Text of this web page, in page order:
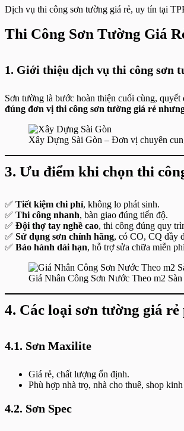
Dịch vụ thi công sơn tường giá rẻ, uy tín tại
Thi Công Sơn Tường Giá
1. Giới thiệu dịch vụ thi công sơn
Sơn tường là bước hoàn thiện cuối cùng, quyết
đúng đơn vị thi công sơn tường giá rẻ
Xây Dựng Sài Gòn – Đơn vị chuyên
3. Ưu điểm khi chọn thi
✅ Tiết kiệm chi phí, không lo phát sinh.
✅ Thi công nhanh, bàn giao đúng tiến độ.
✅ Đội thợ tay nghề cao, thi công đúng quy
✅ Sử dụng sơn chính hãng, có CO, CQ đầy
✅ Bảo hành dài hạn, hỗ trợ sửa chữa miễn
Giá Nhân Công Sơn Nước Theo m2 Sàn
4. Các loại sơn tường giá
4.1. Sơn Maxilite
Giá rẻ, chất lượng ổn định.
Phù hợp nhà trọ, nhà cho thuê, shop
4.2. Sơn Spec